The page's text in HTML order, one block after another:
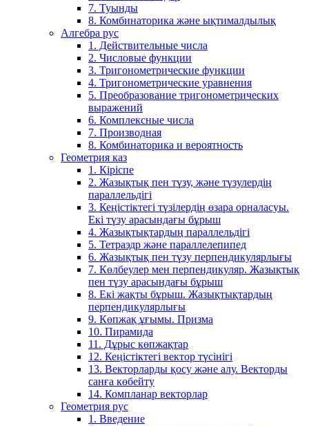
7. Туынды
8. Комбинаторика және ықтималдылық
Алгебра рус
1. Действительные числа
2. Числовые функции
3. Тригонометрические функции
4. Тригонометрические уравнения
5. Преобразование тригонометрических
выражений
6. Комплексные числа
7. Производная
8. Комбинаторика и вероятность
Геометрия каз
1. Кіріспе
2. Жазықтық пен түзу, және түзулердің
параллельдігі
3. Кеңістіктегі түзілердің өзара орналасуы.
Екі түзу арасындағы бұрыш
4. Жазықтықтардың параллельдігі
5. Тетраэдр және параллелепипед
6. Жазықтық пен түзу перпендикулярлығы
7. Көлбеулер мен перпендикуляр. Жазықтық
пен түзу арасындағы бұрыш
8. Екі жақты бұрыш. Жазықтықтардың
перпендикулярлығы
9. Көпжақ ұғымы. Призма
10. Пирамида
11. Дұрыс көпжақтар
12. Кеңістіктегі вектор түсінігі
13. Векторларды қосу және алу. Векторды
санға көбейту
14. Компланар векторлар
Геометрия рус
1. Введение